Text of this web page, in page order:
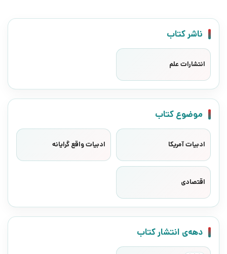
ناشر کتاب
انتشارات علم
موضوع کتاب
ادبیات آمریکا ادبیات واقع گرایانه
اقتصادی
دهه‌ی انتشار کتاب